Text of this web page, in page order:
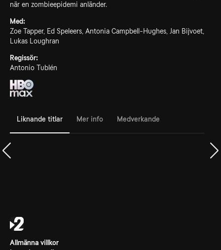
när en zombieepidemi anländer.
Med:
Zoe Tapper, Ed Speleers, Antonia Campbell-Hughes, Jan Bijvoet,
Lukas Loughran
Regissör:
Antonio Tublén
Liknande titlar Mer info Medverkande
Allmänna villkor